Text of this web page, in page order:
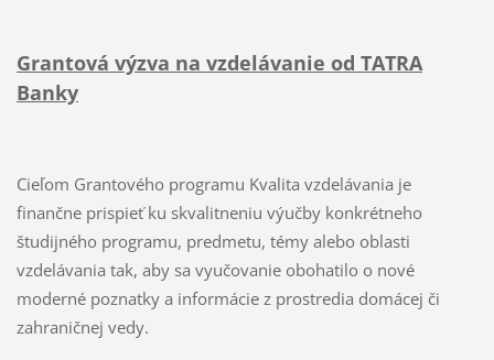
Grantová výzva na vzdelávanie od TATRA
Banky
Cieľom Grantového programu Kvalita vzdelávania je
finančne prispieť ku skvalitneniu výučby konkrétneho
študijného programu, predmetu, témy alebo oblasti
vzdelávania tak, aby sa vyučovanie obohatilo o nové
moderné poznatky a informácie z prostredia domácej či
zahraničnej vedy.